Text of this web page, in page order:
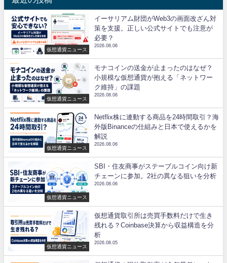
仮想通貨ニュース
イーサリアム財団がWeb3の画面改ざん対
策を支援。正しい公式サイトでも注意が
必要？
2026.08.06
仮想通貨ニュース
モナコインの送金が止まったのはなぜ？
小規模な仮想通貨が抱える「ネットワー
ク維持」の課題
2026.08.06
仮想通貨ニュース
Netflix株に連動する商品を24時間取引？海
外版Binanceの仕組みと日本で使えるかを
解説
2026.08.06
仮想通貨ニュース
SBI・住友商事がステーブルコイン向け新
チェーンに参加。2社の異なる狙いを分析
2026.08.06
仮想通貨ニュース
仮想通貨取引所は売買手数料だけで生き
残れる？Coinbase決算から収益構造を分
析
2026.08.05